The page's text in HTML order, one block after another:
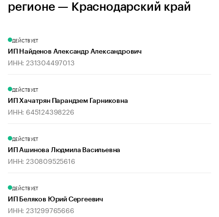
регионе — Краснодарский край
ДЕЙСТВУЕТ
ИП Найденов Александр Александрович
ИНН: 231304497013
ДЕЙСТВУЕТ
ИП Хачатрян Парандзем Гарниковна
ИНН: 645124398226
ДЕЙСТВУЕТ
ИП Ашинова Людмила Васильевна
ИНН: 230809525616
ДЕЙСТВУЕТ
ИП Беляков Юрий Сергеевич
ИНН: 231299765666